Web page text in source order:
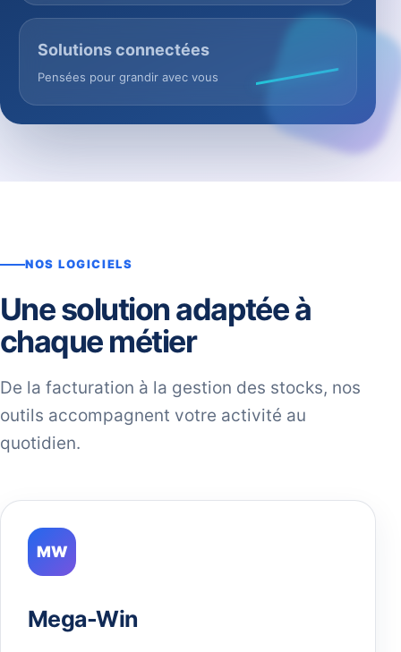
Solutions connectées
Pensées pour grandir avec vous
NOS LOGICIELS
Une solution adaptée à
chaque métier
De la facturation à la gestion des stocks, nos
outils accompagnent votre activité au
quotidien.
MW
Mega-Win